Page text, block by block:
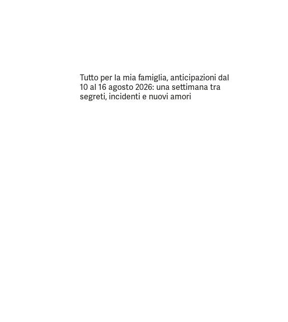
Tutto per la mia famiglia, anticipazioni dal
10 al 16 agosto 2026: una settimana tra
segreti, incidenti e nuovi amori